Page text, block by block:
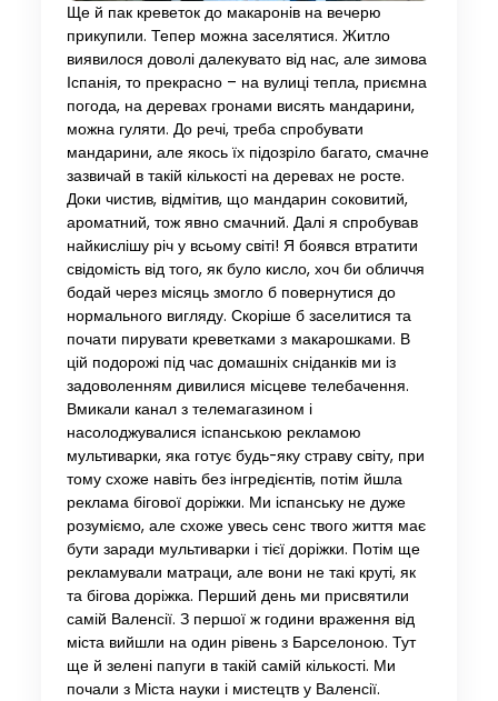
Ще й пак креветок до макаронів на вечерю
прикупили. Тепер можна заселятися. Житло
виявилося доволі далекувато від нас, але зимова
Іспанія, то прекрасно – на вулиці тепла, приємна
погода, на деревах гронами висять мандарини,
можна гуляти. До речі, треба спробувати
мандарини, але якось їх підозріло багато, смачне
зазвичай в такій кількості на деревах не росте.
Доки чистив, відмітив, що мандарин соковитий,
ароматний, тож явно смачний. Далі я спробував
найкислішу річ у всьому світі! Я боявся втратити
свідомість від того, як було кисло, хоч би обличчя
бодай через місяць змогло б повернутися до
нормального вигляду. Скоріше б заселитися та
почати пирувати креветками з макарошками. В
цій подорожі під час домашніх сніданків ми із
задоволенням дивилися місцеве телебачення.
Вмикали канал з телемагазином і
насолоджувалися іспанською рекламою
мультиварки, яка готує будь-яку страву світу, при
тому схоже навіть без інгредієнтів, потім йшла
реклама бігової доріжки. Ми іспанську не дуже
розуміємо, але схоже увесь сенс твого життя має
бути заради мультиварки і тієї доріжки. Потім ще
рекламували матраци, але вони не такі круті, як
та бігова доріжка. Перший день ми присвятили
самій Валенсії. З першої ж години враження від
міста вийшли на один рівень з Барселоною. Тут
ще й зелені папуги в такій самій кількості. Ми
почали з Міста науки і мистецтв у Валенсії.